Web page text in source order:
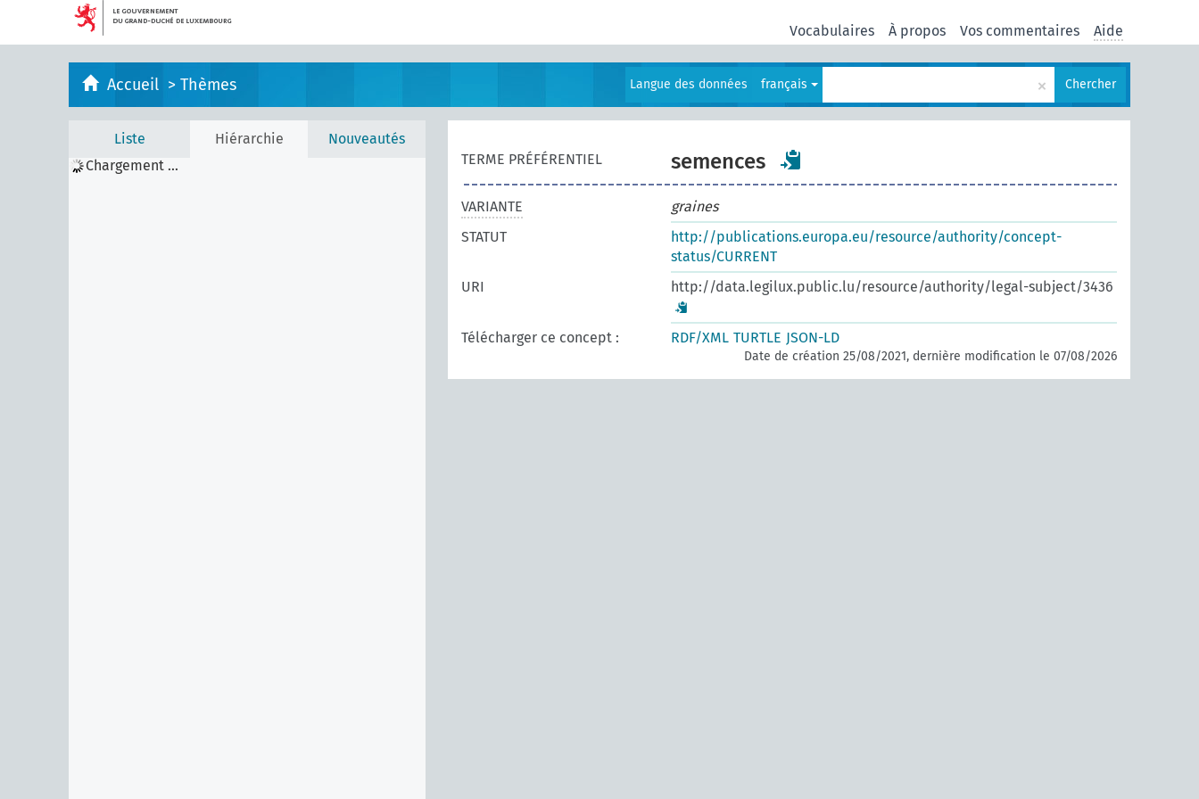
Vocabulaires À propos Vos commentaires Aide
Accueil > Thèmes Langue des données français × Chercher
Liste Hiérarchie
Nouveautés
Chargement ...
TERME PRÉFÉRENTIEL semences
VARIANTE
graines
STATUT
http://publications.europa.eu/resource/authority/concept-
status/CURRENT
URI
http://data.legilux.public.lu/resource/authority/legal-subject/3436
Télécharger ce concept : RDF/XML TURTLE JSON-LD
Date de création 25/08/2021, dernière modification le 07/08/2026